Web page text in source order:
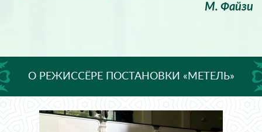
М. Файзи
О РЕЖИССЁРЕ ПОСТАНОВКИ «МЕТЕЛЬ»